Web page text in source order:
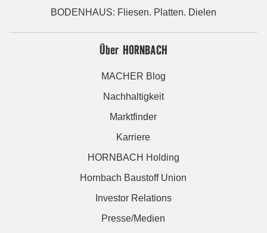
BODENHAUS: Fliesen. Platten. Dielen
Über HORNBACH
MACHER Blog
Nachhaltigkeit
Marktfinder
Karriere
HORNBACH Holding
Hornbach Baustoff Union
Investor Relations
Presse/Medien